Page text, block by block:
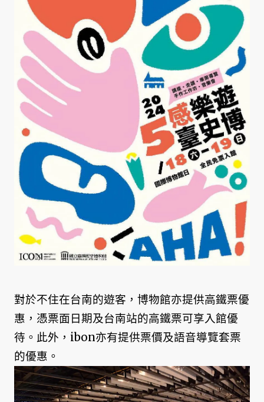
對於不住在台南的遊客，博物館亦提供高鐵票優
惠，憑票面日期及台南站的高鐵票可享入館優
待。此外，ibon亦有提供票價及語音導覽套票
的優惠。